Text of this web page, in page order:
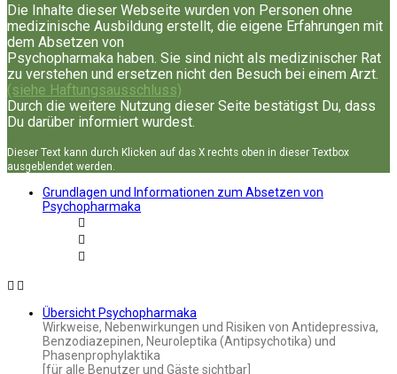
Die Inhalte dieser Webseite wurden von Personen ohne
medizinische Ausbildung erstellt, die eigene Erfahrungen mit
dem Absetzen von
Psychopharmaka haben. Sie sind nicht als medizinischer Rat
zu verstehen und ersetzen nicht den Besuch bei einem Arzt.
(siehe Haftungsausschluss)
Durch die weitere Nutzung dieser Seite bestätigst Du, dass
Du darüber informiert wurdest.
Dieser Text kann durch Klicken auf das X rechts oben in dieser Textbox
ausgeblendet werden.
Grundlagen und Informationen zum Absetzen von
Psychopharmaka
Übersicht Psychopharmaka
Wirkweise, Nebenwirkungen und Risiken von Antidepressiva,
Benzodiazepinen, Neuroleptika (Antipsychotika) und
Phasenprophylaktika
[für alle Benutzer und Gäste sichtbar]